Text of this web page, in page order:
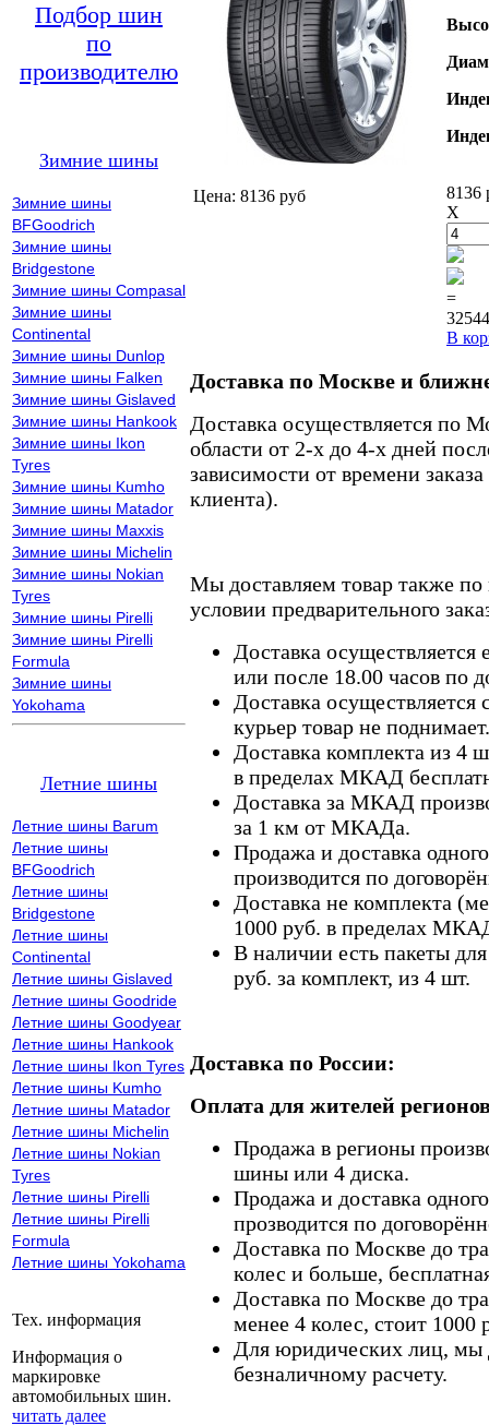
Подбор шин
по
производителю
Зимние шины
Зимние шины
BFGoodrich
Зимние шины
Bridgestone
Зимние шины Compasal
Зимние шины
Continental
Зимние шины Dunlop
Зимние шины Falken
Зимние шины Gislaved
Зимние шины Hankook
Зимние шины Ikon
Tyres
Зимние шины Kumho
Зимние шины Matador
Зимние шины Maxxis
Зимние шины Michelin
Зимние шины Nokian
Tyres
Зимние шины Pirelli
Зимние шины Pirelli
Formula
Зимние шины
Yokohama
Летние шины
Летние шины Barum
Летние шины
BFGoodrich
Летние шины
Bridgestone
Летние шины
Continental
Летние шины Gislaved
Летние шины Goodride
Летние шины Goodyear
Летние шины Hankook
Летние шины Ikon Tyres
Летние шины Kumho
Летние шины Matador
Летние шины Michelin
Летние шины Nokian
Tyres
Летние шины Pirelli
Летние шины Pirelli
Formula
Летние шины Yokohama
Тех. информация
Информация о
маркировке
автомобильных шин.
читать далее
Цена: 8136 руб
8136
X
=
В
Доставка по Москве и
Доставка осуществляется по
области от 2-х до 4-х дней
зависимости от времени
клиента).
Мы доставляем товар также
условии предварительного
Доставка осуществляется
или после 18.00 часов по
Доставка осуществляется
курьер товар не поднимает.
Доставка комплекта из 4
в пределах МКАД
Доставка за МКАД
за 1 км от МКАДа.
Продажа и доставка
производится по
Доставка не комплекта
1000 руб. в пределах
В наличии есть пакеты
руб. за комплект, из 4 шт.
Доставка по России:
Оплата для жителей
Продажа в регионы
шины или 4 диска.
Продажа и доставка
прозводится по
Доставка по Москве до
колес и больше,
Доставка по Москве до
менее 4 колес, стоит 1000
Для юридических лиц, мы
безналичному расчету.